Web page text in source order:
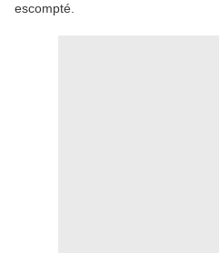
escompté.